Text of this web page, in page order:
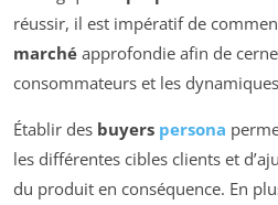
réussir, il est impératif de
marché approfondie afin de
consommateurs et les
Établir des buyers persona
les différentes cibles clients et
du produit en conséquence. En